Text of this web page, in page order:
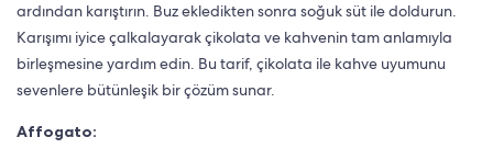
ardından karıştırın. Buz ekledikten sonra soğuk süt ile doldurun.
Karışımı iyice çalkalayarak çikolata ve kahvenin tam anlamıyla
birleşmesine yardım edin. Bu tarif, çikolata ile kahve uyumunu
sevenlere bütünleşik bir çözüm sunar.
Affogato: